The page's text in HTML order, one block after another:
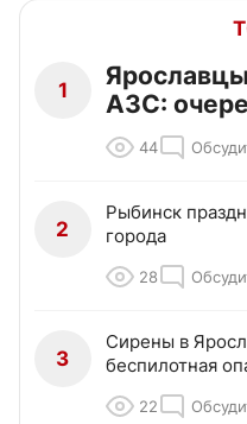
1
АЗС:
44
2
Рыбинск
города
28
3
Сирены в
беспилотная
22